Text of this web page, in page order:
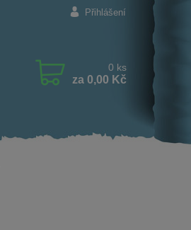
Přihlášení
0 ks
za 0,00 Kč